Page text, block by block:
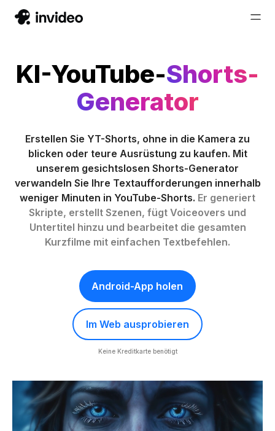
KI-YouTube-Shorts-
Generator
Erstellen Sie YT-Shorts, ohne in die Kamera zu
blicken oder teure Ausrüstung zu kaufen. Mit
unserem gesichtslosen Shorts-Generator
verwandeln Sie Ihre Textaufforderungen innerhalb
weniger Minuten in YouTube-Shorts. Er generiert
Skripte, erstellt Szenen, fügt Voiceovers und
Untertitel hinzu und bearbeitet die gesamten
Kurzfilme mit einfachen Textbefehlen.
Android-App holen
Im Web ausprobieren
Keine Kreditkarte benötigt